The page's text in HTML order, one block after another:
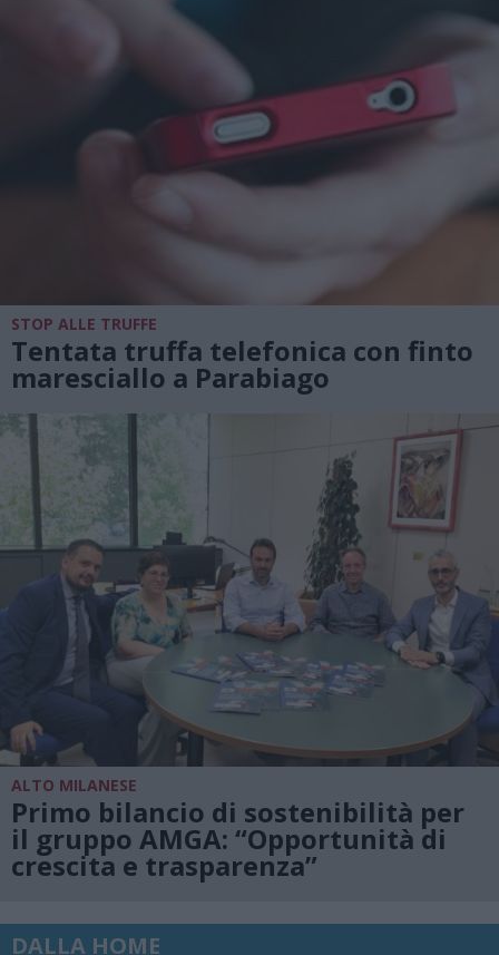
STOP ALLE TRUFFE
Tentata truffa telefonica con finto
maresciallo a Parabiago
ALTO MILANESE
Primo bilancio di sostenibilità per
il gruppo AMGA: “Opportunità di
crescita e trasparenza”
DALLA HOME